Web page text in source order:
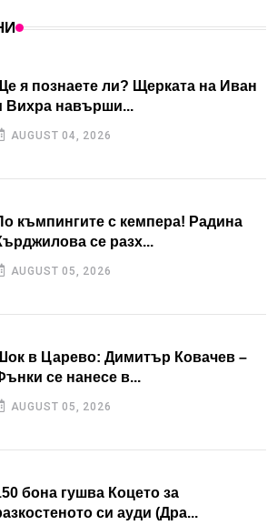
я познаете ли? Щерката на Иван
Вихра навърши...
AUGUST 04, 2026
къмпингите с кемпера! Радина
се разх...
AUGUST 05, 2026
в Царево: Димитър Ковачев –
се нанесе в...
AUGUST 05, 2026
бона гушва Коцето за
си ауди (Дра...